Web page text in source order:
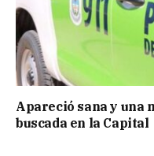
Apareció sana y una
buscada en la Capital